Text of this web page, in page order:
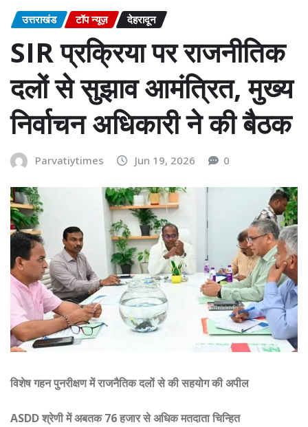
उत्तराखंड टॉप न्यूज़ देहरादून
SIR प्रक्रिया पर राजनीतिक
दलों से सुझाव आमंत्रित, मुख्य
निर्वाचन अधिकारी ने की बैठक
Parvatiytimes Jun 19, 2026 0
विशेष गहन पुनरीक्षण में राजनैतिक दलों से की सहयोग की अपील
ASDD श्रेणी में अबतक 76 हजार से अधिक मतदाता चिन्हित